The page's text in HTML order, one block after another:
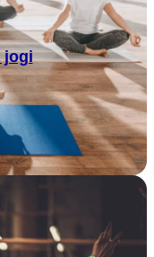
jogi